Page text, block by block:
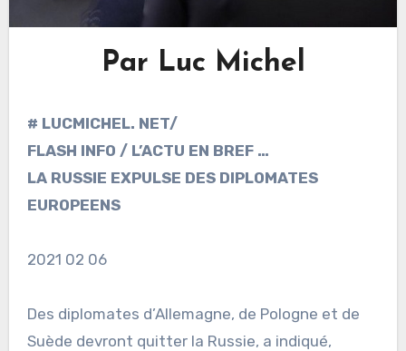
Par Luc Michel
# LUCMICHEL. NET/
FLASH INFO / L’ACTU EN BREF …
LA RUSSIE EXPULSE DES DIPLOMATES
EUROPEENS
2021 02 06
Des diplomates d’Allemagne, de Pologne et de
Suède devront quitter la Russie, a indiqué,